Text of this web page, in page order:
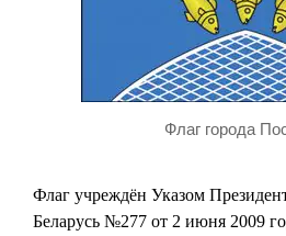
Флаг города
Флаг учреждён Указом
Беларусь №277 от 2 июня 2009